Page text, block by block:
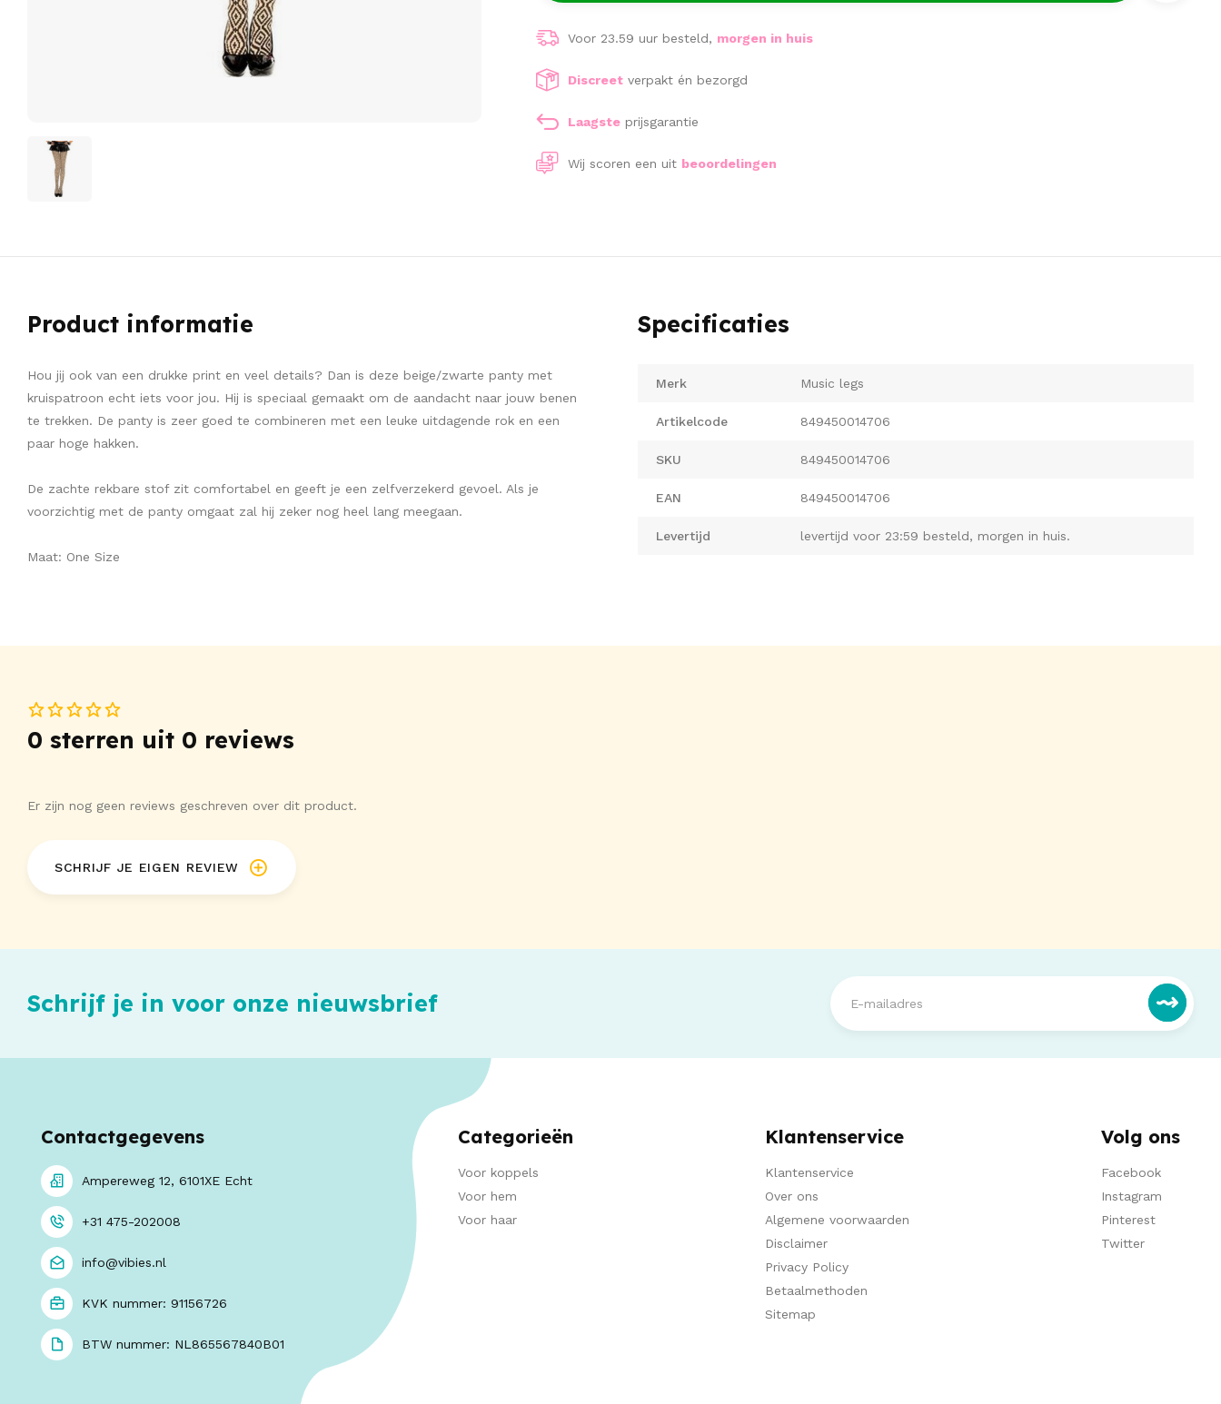
Voor 23.59 uur besteld, morgen in huis
Discreet verpakt én bezorgd
Laagste prijsgarantie
Wij scoren een uit beoordelingen
Product informatie
Hou jij ook van een drukke print en veel details? Dan is deze beige/zwarte panty met
kruispatroon echt iets voor jou. Hij is speciaal gemaakt om de aandacht naar jouw benen
te trekken. De panty is zeer goed te combineren met een leuke uitdagende rok en een
paar hoge hakken.
De zachte rekbare stof zit comfortabel en geeft je een zelfverzekerd gevoel. Als je
voorzichtig met de panty omgaat zal hij zeker nog heel lang meegaan.
Maat: One Size
Specificaties
Merk Music legs
Artikelcode 849450014706
SKU 849450014706
EAN 849450014706
Levertijd levertijd voor 23:59 besteld, morgen in huis.
0 sterren uit 0 reviews
Er zijn nog geen reviews geschreven over dit product.
SCHRIJF JE EIGEN REVIEW
Schrijf je in voor onze nieuwsbrief
Contactgegevens
Ampereweg 12, 6101XE Echt
+31 475-202008
info@vibies.nl
KVK nummer: 91156726
BTW nummer: NL865567840B01
Categorieën
Voor koppels
Voor hem
Voor haar
Klantenservice
Klantenservice
Over ons
Algemene voorwaarden
Disclaimer
Privacy Policy
Betaalmethoden
Sitemap
Volg ons
Facebook
Instagram
Pinterest
Twitter